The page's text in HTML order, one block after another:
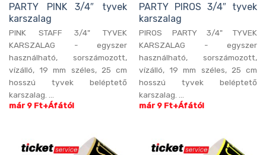
PARTY PINK 3/4″ tyvek
karszalag
PINK STAFF 3/4" TYVEK
KARSZALAG - egyszer
használható, sorszámozott,
vízálló, 19 mm széles, 25 cm
hosszú tyvek beléptető
karszalag. ...
már 9 Ft+Áfától
PARTY PIROS 3/4″ tyvek
karszalag
PIROS PARTY 3/4" TYVEK
KARSZALAG - egyszer
használható, sorszámozott,
vízálló, 19 mm széles, 25 cm
hosszú tyvek beléptető
karszalag. ...
már 9 Ft+Áfától